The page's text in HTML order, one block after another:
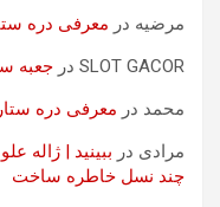
مرضیه در معرفی دره
SLOT GACOR در جعبه
محمد در معرفی دره
مرادی در ببینید | ژاله
چند نسل خاطره ساخت